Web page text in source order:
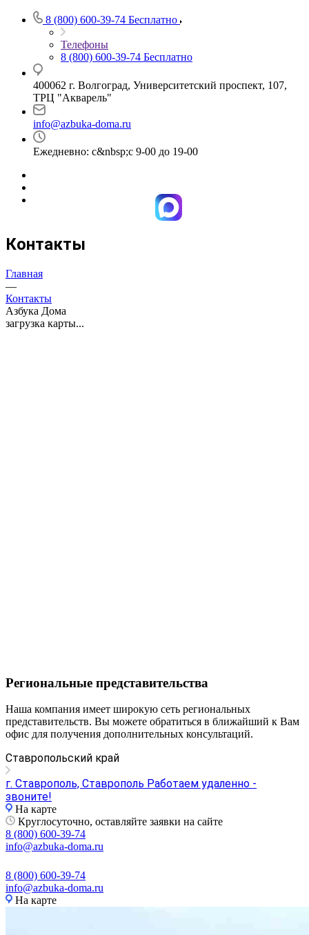
8 (800) 600-39-74 Бесплатно
Телефоны
8 (800) 600-39-74 Бесплатно
400062 г. Волгоград, Университетский проспект, 107,
ТРЦ "Акварель"
info@azbuka-doma.ru
Ежедневно: с&nbsp;с 9-00 до 19-00
Контакты
Главная
—
Контакты
Азбука Дома
загрузка карты...
Региональные представительства
Наша компания имеет широкую сеть региональных
представительств. Вы можете обратиться в ближайший к Вам
офис для получения дополнительных консультаций.
Ставропольский край
г. Ставрополь, Ставрополь Работаем удаленно -
звоните!
На карте
Круглосуточно, оставляйте заявки на сайте
8 (800) 600-39-74
info@azbuka-doma.ru
8 (800) 600-39-74
info@azbuka-doma.ru
На карте